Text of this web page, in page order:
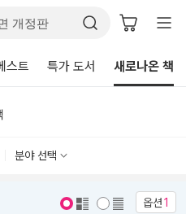
스트 특가 도서 새로나온 책
분야 선택
옵션1